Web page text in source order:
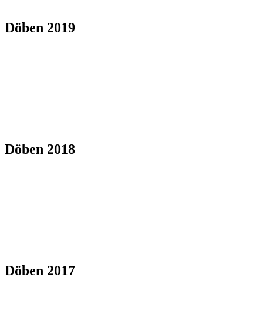
Döben 2019
Döben 2018
Döben 2017